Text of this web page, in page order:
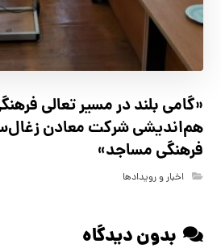
«گامی بلند در مسیر تعالی
هم‌اندیشی شرکت معادن
فرهنگی مساجد»
اخبار و رویدادها
بدون دیدگاه